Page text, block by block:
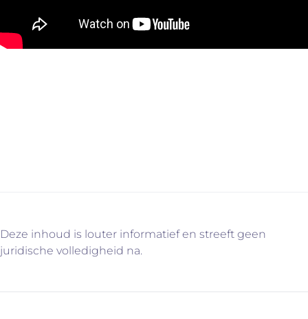
Deze inhoud is louter informatief en streeft geen
juridische volledigheid na.